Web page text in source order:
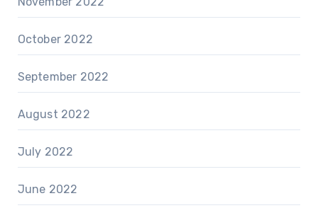
October 2022
September 2022
August 2022
July 2022
June 2022